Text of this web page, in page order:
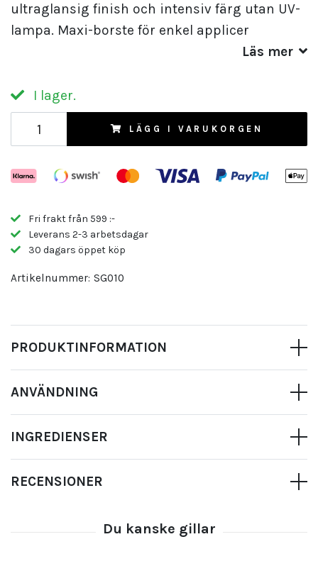
ultraglansig finish och intensiv färg utan UV-
lampa. Maxi-borste för enkel applicer
Läs mer
I lager.
LÄGG I VARUKORGEN
Fri frakt från 599 :-
Leverans 2-3 arbetsdagar
30 dagars öppet köp
Artikelnummer: SG010
PRODUKTINFORMATION
ANVÄNDNING
INGREDIENSER
RECENSIONER